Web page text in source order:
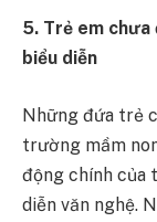
5. Trẻ em chưa
biểu diễn
Những đứa trẻ
trường mầm
động chính của
diễn văn nghệ.